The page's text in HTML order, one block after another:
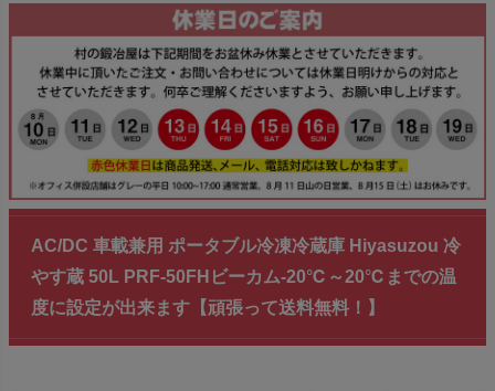
AC/DC 車載兼用 ポータブル冷凍冷蔵庫 Hiyasuzou 冷
やす蔵 50L PRF-50FHビーカム-20℃～20℃までの温
度に設定が出来ます【頑張って送料無料！】